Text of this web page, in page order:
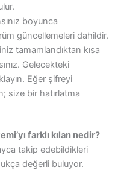
boyunca
güncellemeleri dahildir.
tamamlandıktan kısa
Gelecekteki
Eğer şifreyi
size bir hatırlatma
farklı kılan nedir?
takip edebildikleri
değerli buluyor.